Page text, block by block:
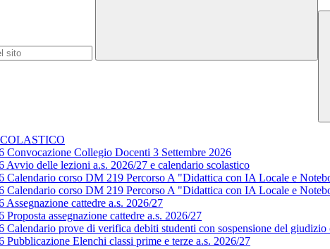
Convocazione Collegio Docenti 3 Settembre 2026
Avvio delle lezioni a.s. 2026/27 e calendario scolastico
Calendario corso DM 219 Percorso A "Didattica con IA Locale e
Calendario corso DM 219 Percorso A "Didattica con IA Locale e
cattedre a.s. 2026/27
assegnazione cattedre a.s. 2026/27
Calendario prove di verifica debiti studenti con sospensione del
Pubblicazione Elenchi classi prime e terze a.s. 2026/27